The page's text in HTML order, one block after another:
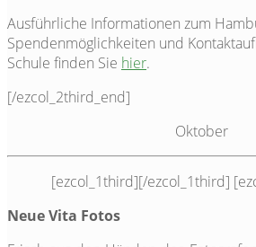
Ausführliche Informationen zum
Spendenmöglichkeiten und
Schule finden Sie hier.
[/ezcol_2third_end]
Oktober
[ezcol_1third][/ezcol_1third]
Neue Vita Fotos